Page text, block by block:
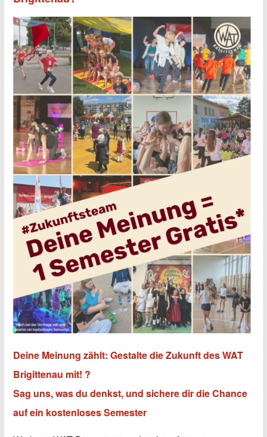
Deine Meinung zählt: Gestalte die Zukunft des WAT
Brigittenau mit! ?
Sag uns, was du denkst, und sichere dir die Chance
auf ein kostenloses Semester